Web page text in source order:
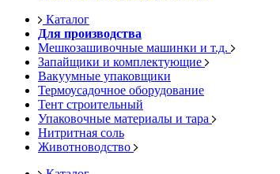
Каталог
Для производства
Мешкозашивочные машинки и т.д.
Запайщики и комплектующие
Вакуумные упаковщики
Термоусадочное оборудование
Тент строительный
Упаковочные материалы и тара
Нитритная соль
Животноводство